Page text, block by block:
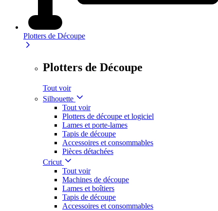
Plotters de Découpe
Plotters de Découpe
Tout voir
Silhouette
Tout voir
Plotters de découpe et logiciel
Lames et porte-lames
Tapis de découpe
Accessoires et consommables
Pièces détachées
Cricut
Tout voir
Machines de découpe
Lames et boîtiers
Tapis de découpe
Accessoires et consommables